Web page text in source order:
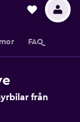
FAQ
från